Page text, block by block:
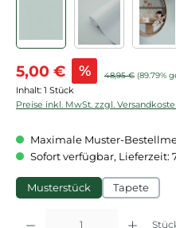
Verkaufspreis:
5,00 € % Regulärer Preis:
48,95 € (89.79%
Inhalt: 1 Stück
Preise inkl. MwSt. zzgl.
Maximale Muster-
Sofort verfügbar, Lieferzeit:
Musterstück Tapete
Produkt Anzahl: Gib den